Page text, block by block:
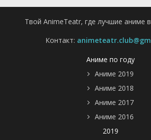
Твой AnimeTeatr, где лучшие аниме
Контакт:
Аниме по году
Аниме 2019
Аниме 2018
Аниме 2017
Аниме 2016
2019